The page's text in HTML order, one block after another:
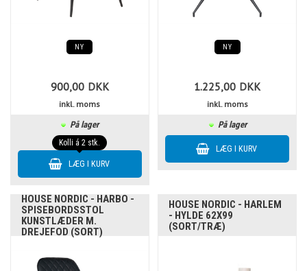
NY
900,00 DKK
inkl. moms
På lager
Kolli á 2 stk.
NY
1.225,00 DKK
inkl. moms
På lager
HOUSE NORDIC - HARBO -
SPISEBORDSSTOL
KUNSTLÆDER M.
DREJEFOD (SORT)
HOUSE NORDIC - HARLEM
- HYLDE 62X99
(SORT/TRÆ)